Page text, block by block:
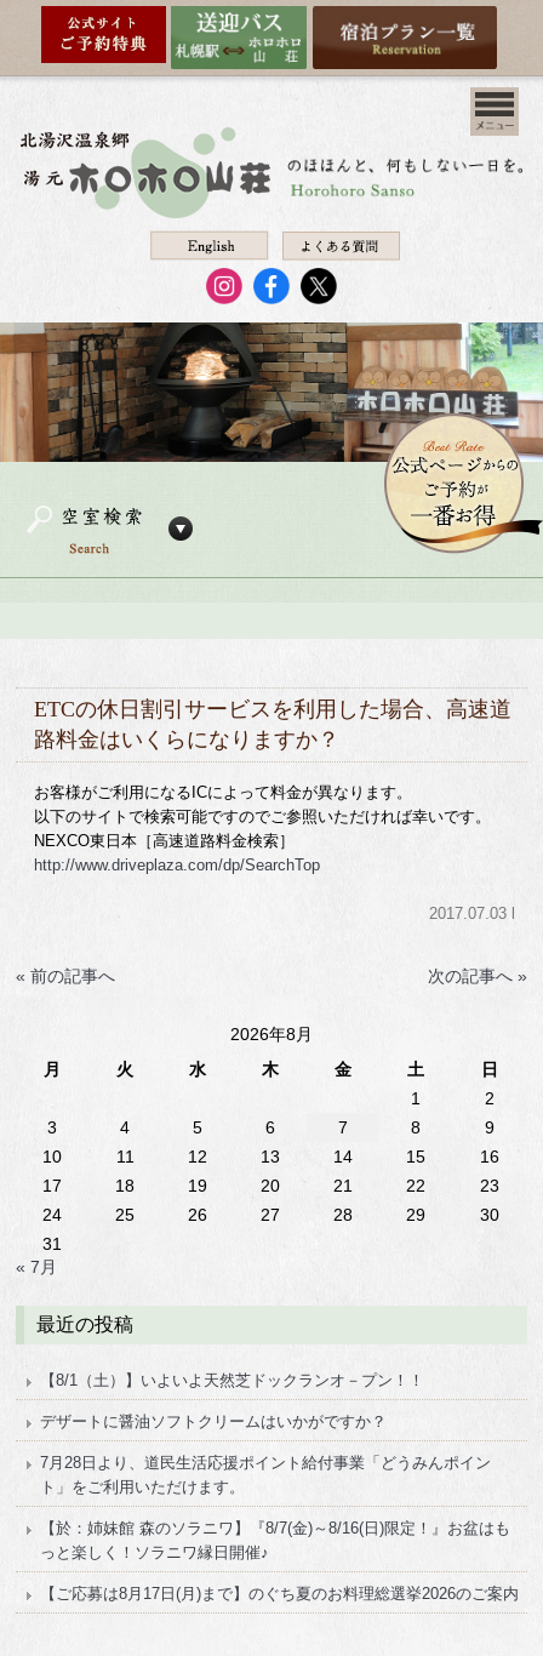
ETCの休日割引サービスを利用した場合、高速道
路料金はいくらになりますか？
お客様がご利用になるICによって料金が異なります。
以下のサイトで検索可能ですのでご参照いただければ幸いです。
NEXCO東日本［高速道路料金検索］
http://www.driveplaza.com/dp/SearchTop
2017.07.03 l
« 前の記事へ 次の記事へ »
2026年8月
月
火 水 木 金 土
日
1
2
3
4 5 6 7 8
9
10
11 12 13 14 15
16
17
18 19 20 21 22
23
24
25 26 27 28 29
30
31
« 7月
最近の投稿
【8/1（土）】いよいよ天然芝ドックランオ－プン！！
デザートに醤油ソフトクリームはいかがですか？
7月28日より、道民生活応援ポイント給付事業「どうみんポイン
ト」をご利用いただけます。
【於：姉妹館 森のソラニワ】『8/7(金)～8/16(日)限定！』お盆はも
っと楽しく！ソラニワ縁日開催♪
【ご応募は8月17日(月)まで】のぐち夏のお料理総選挙2026のご案内